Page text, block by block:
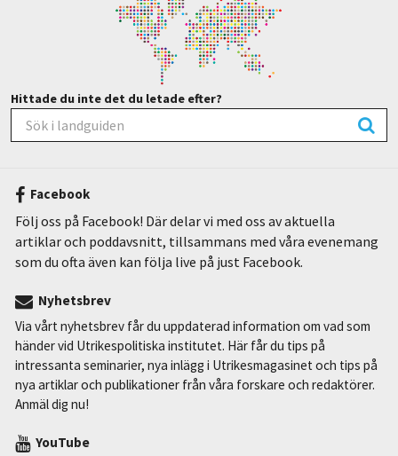
Hittade du inte det du letade efter?
Facebook
Följ oss på Facebook! Där delar vi med oss av aktuella
artiklar och poddavsnitt, tillsammans med våra evenemang
som du ofta även kan följa live på just Facebook.
Nyhetsbrev
Via vårt nyhetsbrev får du uppdaterad information om vad som
händer vid Utrikespolitiska institutet. Här får du tips på
intressanta seminarier, nya inlägg i Utrikesmagasinet och tips på
nya artiklar och publikationer från våra forskare och redaktörer.
Anmäl dig nu!
YouTube